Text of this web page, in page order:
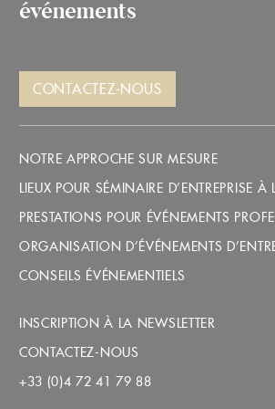
événements
CONTACTEZ-NOUS
NOTRE APPROCHE SUR MESURE
LIEUX POUR SÉMINAIRE D’ENTREPRISE À
PRESTATIONS POUR ÉVÉNEMENTS
ORGANISATION D’ÉVÉNEMENTS
CONSEILS ÉVÉNEMENTIELS
INSCRIPTION À LA NEWSLETTER
CONTACTEZ-NOUS
+33 (0)4 72 41 79 88